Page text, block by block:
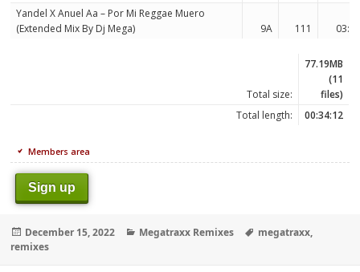
Yandel X Anuel Aa – Por Mi Reggae Muero
(Extended Mix By Dj Mega)
9A 111
Total size:
77.19MB
(11
files)
Total length:
00:34:12
Members area
Sign up
Posted
on
December 15, 2022 Categories
Megatraxx Remixes Tags
megatraxx,
remixes